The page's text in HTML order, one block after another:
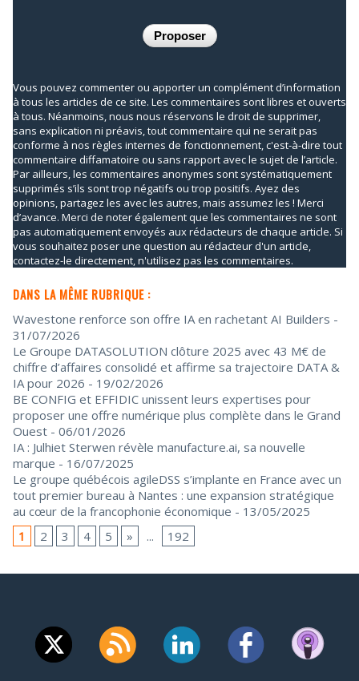
Vous pouvez commenter ou apporter un complément d’information
à tous les articles de ce site. Les commentaires sont libres et ouverts
à tous. Néanmoins, nous nous réservons le droit de supprimer,
sans explication ni préavis, tout commentaire qui ne serait pas
conforme à nos règles internes de fonctionnement, c'est-à-dire tout
commentaire diffamatoire ou sans rapport avec le sujet de l’article.
Par ailleurs, les commentaires anonymes sont systématiquement
supprimés s’ils sont trop négatifs ou trop positifs. Ayez des
opinions, partagez les avec les autres, mais assumez les ! Merci
d’avance. Merci de noter également que les commentaires ne sont
pas automatiquement envoyés aux rédacteurs de chaque article. Si
vous souhaitez poser une question au rédacteur d'un article,
contactez-le directement, n'utilisez pas les commentaires.
DANS LA MÊME RUBRIQUE :
Wavestone renforce son offre IA en rachetant AI Builders -
31/07/2026
Le Groupe DATASOLUTION clôture 2025 avec 43 M€ de
chiffre d’affaires consolidé et affirme sa trajectoire DATA &
IA pour 2026 - 19/02/2026
BE CONFIG et EFFIDIC unissent leurs expertises pour
proposer une offre numérique plus complète dans le Grand
Ouest - 06/01/2026
IA : Julhiet Sterwen révèle manufacture.ai, sa nouvelle
marque - 16/07/2025
Le groupe québécois agileDSS s’implante en France avec un
tout premier bureau à Nantes : une expansion stratégique
au cœur de la francophonie économique - 13/05/2025
1
2 3 4 5 » ... 192